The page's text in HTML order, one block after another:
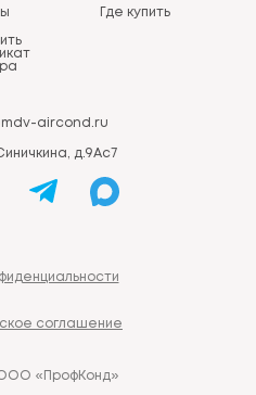
Где купить
aircond.ru
д.9Ас7
соглашение
«ПрофКонд»